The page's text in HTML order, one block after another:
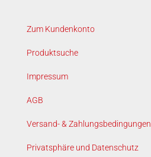
Zum Kundenkonto
Produktsuche
Impressum
AGB
Versand- & Zahlungsbedingungen
Privatsphäre und Datenschutz